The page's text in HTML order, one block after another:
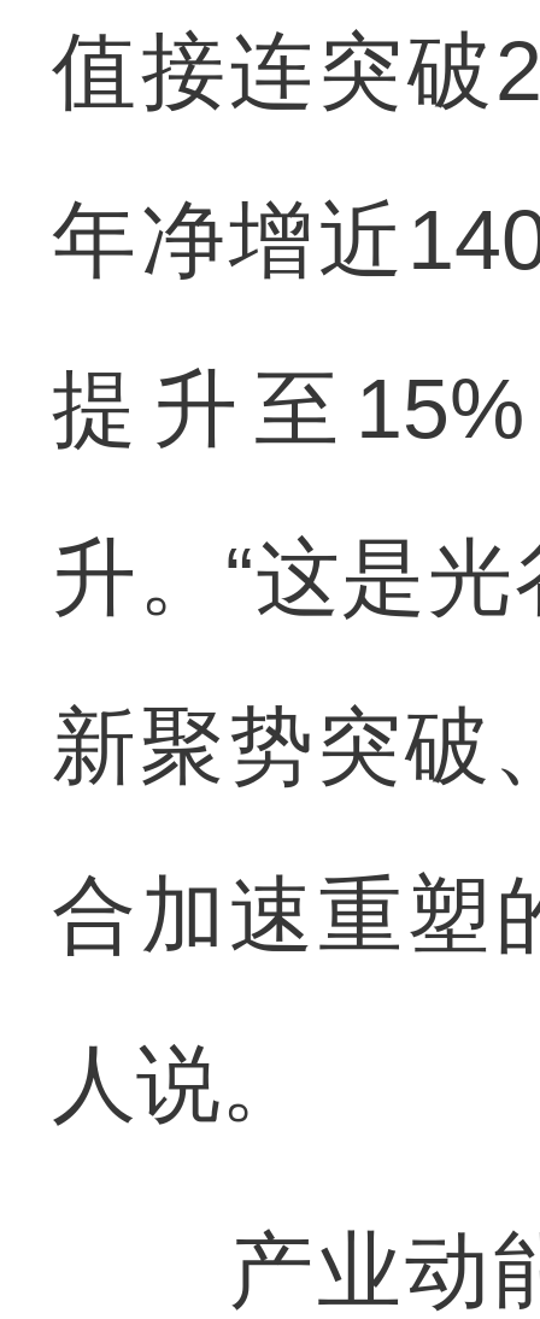
值接连突破
年净增近
提升至
升。“这是
新聚势突破
合加速重塑
人说。
产业动能